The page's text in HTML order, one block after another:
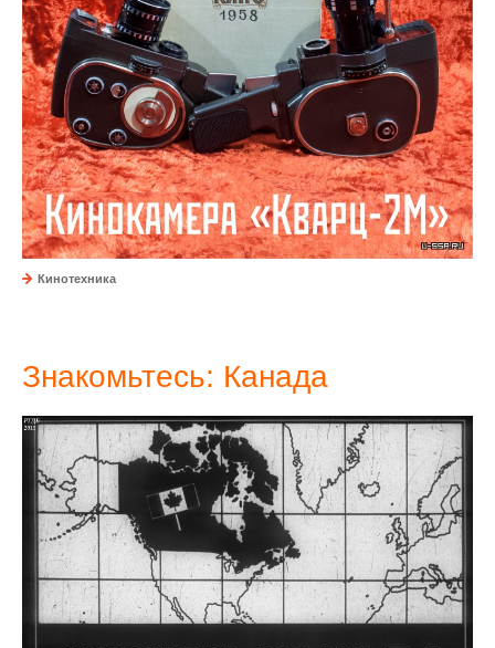
Кинотехника
Знакомьтесь: Канада